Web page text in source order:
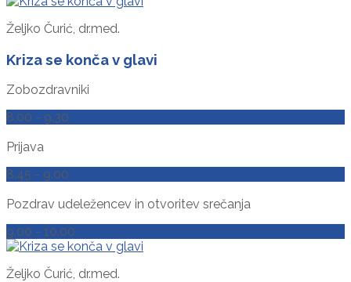
Željko Čurić, dr.med.
Kriza se konča v glavi
Zobozdravniki
8.00 - 9.30
Prijava
8.45 - 9.00
Pozdrav udeležencev in otvoritev srečanja
9.00 - 10.00
Željko Čurić, dr.med.